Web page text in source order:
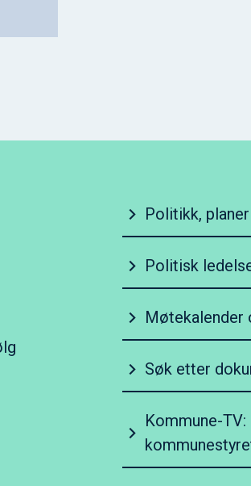
Politikk,
Politisk
Møtekalender
Søk etter
Kommune-